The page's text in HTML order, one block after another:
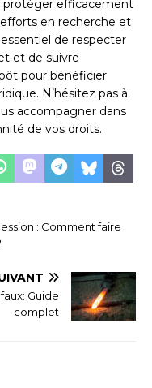
protéger efficacement
en recherche et
de respecter
et de suivre
pour bénéficier
N’hésitez pas à
accompagner dans
de vos droits.
: Comment faire
Guide
complet